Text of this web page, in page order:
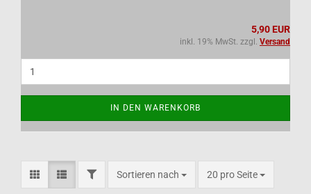
5,90 EUR
inkl. 19% MwSt. zzgl. Versand
IN DEN WARENKORB
FILTERSortieren nach
Sortieren nach 20 pro Seite
pro Seite